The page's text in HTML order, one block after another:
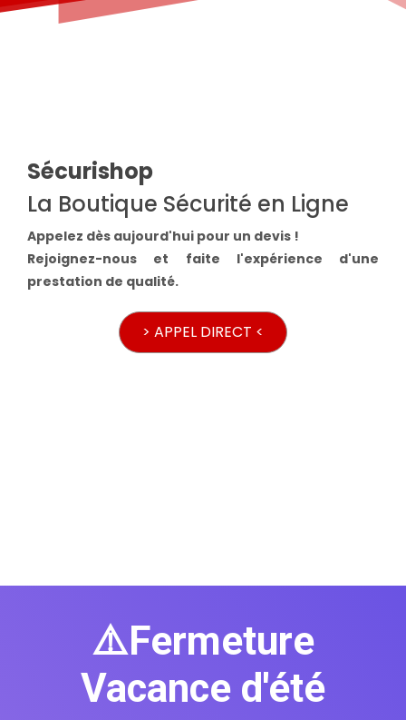
Sécurishop
La Boutique Sécurité en Ligne
Appelez dès aujourd'hui pour un devis !
Rejoignez-nous et faite l'expérience d'une
prestation de qualité.
> APPEL DIRECT <
⚠️Fermeture
Vacance d'été